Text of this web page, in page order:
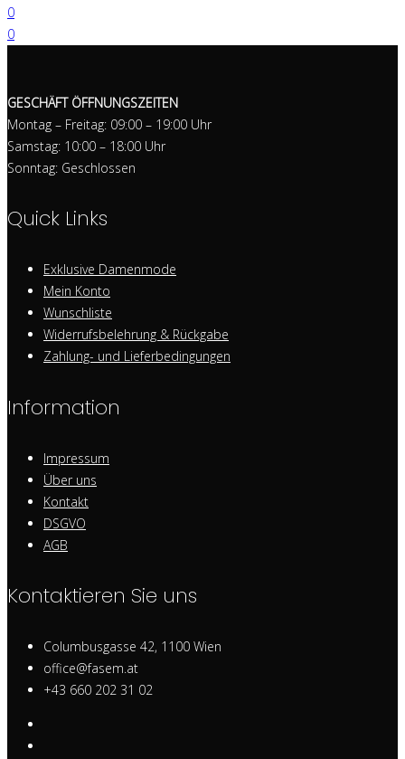
0
0
GESCHÄFT ÖFFNUNGSZEITEN
Montag – Freitag: 09:00 – 19:00 Uhr
Samstag: 10:00 – 18:00 Uhr
Sonntag: Geschlossen
Quick Links
Exklusive Damenmode
Mein Konto
Wunschliste
Widerrufsbelehrung & Rückgabe
Zahlung- und Lieferbedingungen
Information
Impressum
Über uns
Kontakt
DSGVO
AGB
Kontaktieren Sie uns
Columbusgasse 42, 1100 Wien
office@fasem.at
+43 660 202 31 02